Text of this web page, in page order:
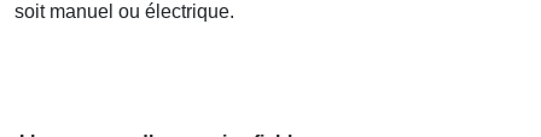
soit manuel ou électrique.